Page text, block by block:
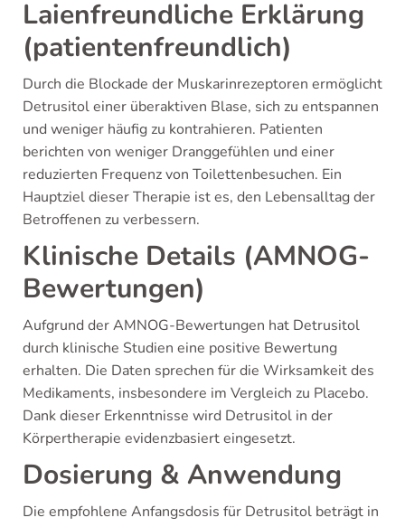
Laienfreundliche Erklärung
(patientenfreundlich)
Durch die Blockade der Muskarinrezeptoren ermöglicht
Detrusitol einer überaktiven Blase, sich zu entspannen
und weniger häufig zu kontrahieren. Patienten
berichten von weniger Dranggefühlen und einer
reduzierten Frequenz von Toilettenbesuchen. Ein
Hauptziel dieser Therapie ist es, den Lebensalltag der
Betroffenen zu verbessern.
Klinische Details (AMNOG-
Bewertungen)
Aufgrund der AMNOG-Bewertungen hat Detrusitol
durch klinische Studien eine positive Bewertung
erhalten. Die Daten sprechen für die Wirksamkeit des
Medikaments, insbesondere im Vergleich zu Placebo.
Dank dieser Erkenntnisse wird Detrusitol in der
Körpertherapie evidenzbasiert eingesetzt.
Dosierung & Anwendung
Die empfohlene Anfangsdosis für Detrusitol beträgt in